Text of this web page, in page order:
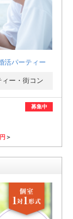
活パーティー
ィー・街コン
募集中
＞